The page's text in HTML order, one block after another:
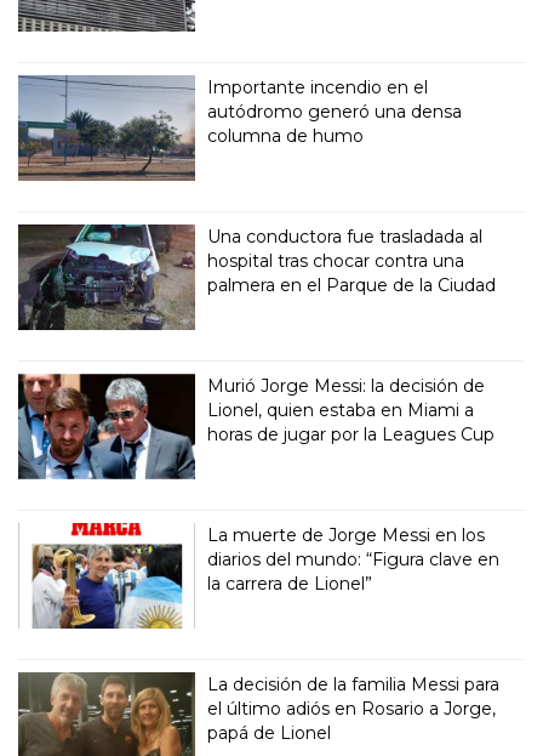
Importante incendio en el
autódromo generó una densa
columna de humo
Una conductora fue trasladada al
hospital tras chocar contra una
palmera en el Parque de la Ciudad
Murió Jorge Messi: la decisión de
Lionel, quien estaba en Miami a
horas de jugar por la Leagues Cup
La muerte de Jorge Messi en los
diarios del mundo: “Figura clave en
la carrera de Lionel”
La decisión de la familia Messi para
el último adiós en Rosario a Jorge,
papá de Lionel